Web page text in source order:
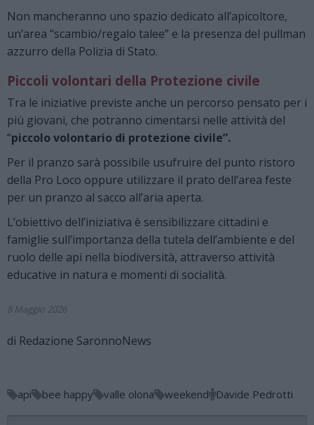
Non mancheranno uno spazio dedicato all’apicoltore,
un’area “scambio/regalo talee” e la presenza del pullman
azzurro della Polizia di Stato.
Piccoli volontari della Protezione civile
Tra le iniziative previste anche un percorso pensato per i
più giovani, che potranno cimentarsi nelle attività del
“piccolo volontario di protezione civile”.
Per il pranzo sarà possibile usufruire del punto ristoro
della Pro Loco oppure utilizzare il prato dell’area feste
per un pranzo al sacco all’aria aperta.
L’obiettivo dell’iniziativa è sensibilizzare cittadini e
famiglie sull’importanza della tutela dell’ambiente e del
ruolo delle api nella biodiversità, attraverso attività
educative in natura e momenti di socialità.
8 Maggio 2026
di Redazione SaronnoNews
api bee happy valle olona weekend Davide Pedrotti